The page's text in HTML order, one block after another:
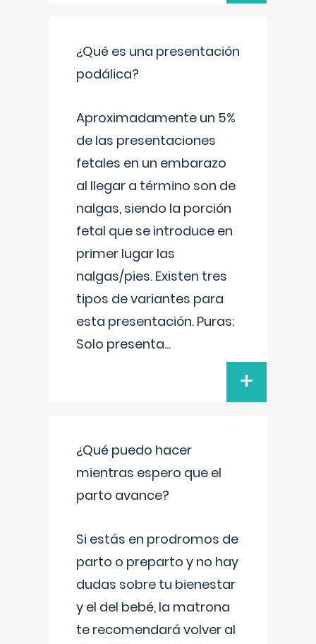
¿Qué es una presentación
podálica?
Aproximadamente un 5%
de las presentaciones
fetales en un embarazo
al llegar a término son de
nalgas, siendo la porción
fetal que se introduce en
primer lugar las
nalgas/pies. Existen tres
tipos de variantes para
esta presentación. Puras:
Solo presenta...
+
¿Qué puedo hacer
mientras espero que el
parto avance?
Si estás en prodromos de
parto o preparto y no hay
dudas sobre tu bienestar
y el del bebé, la matrona
te recomendará volver al